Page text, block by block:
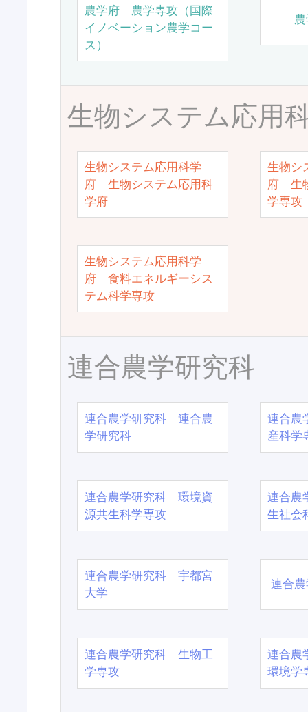
農学府 農学専攻（国際
イノベーション農学コー
ス）
生物システム応用
生物システム応用科学
府 生物システム応用科
学府
生物シ
府 生
学専攻
生物システム応用科学
府 食料エネルギーシス
テム科学専攻
連合農学研究科
連合農学研究科 連合農
学研究科
連合農
産科学
連合農学研究科 環境資
源共生科学専攻
連合農
生社会
連合農学研究科 宇都宮
大学
連合
連合農学研究科 生物工
学専攻
連合農
環境学